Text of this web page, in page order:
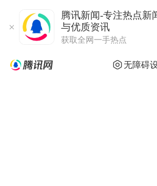
腾讯新闻-专注热点新
与优质资讯
获取全网一手热点
无障碍